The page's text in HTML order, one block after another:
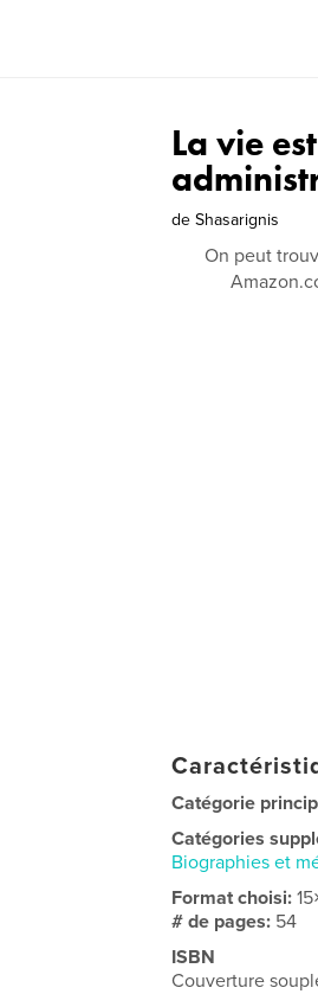
La vie
de Shasarignis
On peut
Catégorie
Catégories
Biographies et
Format choisi:
# de pages: 54
ISBN
Couverture